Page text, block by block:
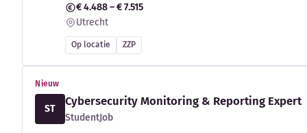
€ 4.488 – € 7.515
Utrecht
Op locatie ZZP
Nieuw
ST
Cybersecurity Monitoring & Reporting Expert
StudentJob